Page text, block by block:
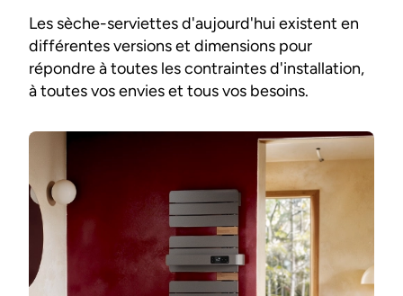
Les sèche-serviettes d'aujourd'hui existent en
différentes versions et dimensions pour
répondre à toutes les contraintes d'installation,
à toutes vos envies et tous vos besoins.